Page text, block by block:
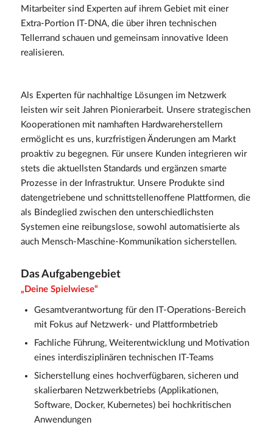
Mitarbeiter sind Experten auf ihrem Gebiet mit einer
Extra-Portion IT-DNA, die über ihren technischen
Tellerrand schauen und gemeinsam innovative Ideen
realisieren.
Als Experten für nachhaltige Lösungen im Netzwerk
leisten wir seit Jahren Pionierarbeit. Unsere strategischen
Kooperationen mit namhaften Hardwareherstellern
ermöglicht es uns, kurzfristigen Änderungen am Markt
proaktiv zu begegnen. Für unsere Kunden integrieren wir
stets die aktuellsten Standards und ergänzen smarte
Prozesse in der Infrastruktur. Unsere Produkte sind
datengetriebene und schnittstellenoffene Plattformen, die
als Bindeglied zwischen den unterschiedlichsten
Systemen eine reibungslose, sowohl automatisierte als
auch Mensch-Maschine-Kommunikation sicherstellen.
Das Aufgabengebiet
„Deine Spielwiese“
Gesamtverantwortung für den IT-Operations-Bereich
mit Fokus auf Netzwerk- und Plattformbetrieb
Fachliche Führung, Weiterentwicklung und Motivation
eines interdisziplinären technischen IT-Teams
Sicherstellung eines hochverfügbaren, sicheren und
skalierbaren Netzwerkbetriebs (Applikationen,
Software, Docker, Kubernetes) bei hochkritischen
Anwendungen